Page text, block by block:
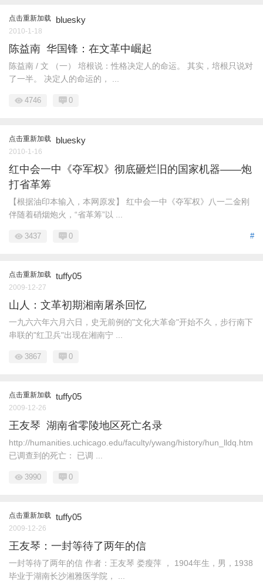
点击重新加载 bluesky
2010-1-18
陈益南 华国锋：在文革中崛起
陈益南 / 文 （一） 培根说：性格决定人的命运。 其实，培根只说对
了一半。 决定人的命运的， ...
4746 0
点击重新加载 bluesky
2010-1-16
红中会一中《夺军权》彻底砸烂旧的国家机器——炮
打省革筹
【根据油印本输入，本网原发】 红中会一中《夺军权》八一二金刚
伴随着硝烟炮火，“省革筹”以 ...
#
3437 0
点击重新加载 tuffy05
2009-12-27
山人：文革初期湘南屠杀回忆
一九六六年六月六日，史无前例的"文化大革命"开始不久，步行南下
串联的"红卫兵"出现在湘南宁 ...
3867 0
点击重新加载 tuffy05
2009-12-26
王友琴 湖南省零陵地区死亡名录
http://humanities.uchicago.edu/faculty/ywang/history/hun_lldq.htm
已调查到的死亡： 已调 ...
3990 0
点击重新加载 tuffy05
2009-12-26
王友琴：一封等待了两年的信
一封等待了两年的信 作者：王友琴 娄瘦萍 ， 1904年生，男，1938
毕业于湖南长沙湘雅医学院， ...